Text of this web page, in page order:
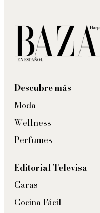
Descubre más
Moda
Wellness
Perfumes
Editorial Televisa
Caras
Cocina Fácil